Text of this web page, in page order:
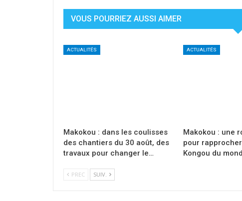
VOUS POURRIEZ AUSSI AIMER
ACTUALITÉS
Makokou : dans les coulisses
des chantiers du 30 août, des
travaux pour changer le…
ACTUALITÉS
Makokou : une
pour
Kongou du
PREC SUIV.